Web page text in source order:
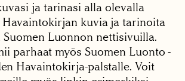
ja tarinasi alla olevalla
Havaintokirjan kuvia ja tarinoita
Suomen Luonnon nettisivuilla.
parhaat myös Suomen Luonto -
Havaintokirja-palstalle. Voit